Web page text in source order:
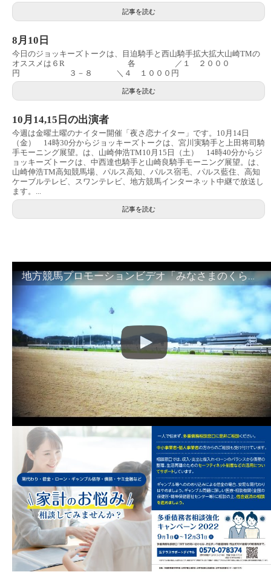
記事を読む
8月10日
今日のジョッキーズトークは、目迫騎手と西山騎手拡大拡大山崎TMの
オススメは６R 各 ／１ ２０００
円 ３－８ ＼４ １０００円
記事を読む
10月14,15日の出演者
今週は金曜土曜のナイター開催「夜さ恋ナイター」です。10月14日
（金） 14時30分からジョッキーズトークは、宮川実騎手と上田将司騎
手モーニング展望。は、山崎伸浩TM10月15日（土） 14時40分からジ
ョッキーズトークは、中西達也騎手と山崎良騎手モーニング展望。は、
山崎伸浩TM高知競馬場、パルス高知、パルス宿毛、パルス藍住、高知
ケーブルテレビ、スワンテレビ、地方競馬インターネット中継で放送し
ます。...
記事を読む
地方競馬プロモーションビデオ「みなさまのくらしのために」30秒篇｜NAR公式